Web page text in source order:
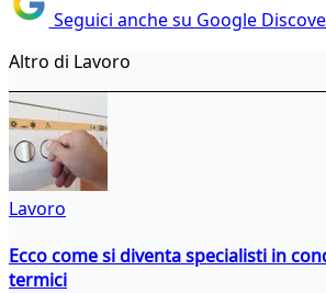
Seguici anche su Google
Altro di Lavoro
Lavoro
Ecco come si diventa specialisti in
termici